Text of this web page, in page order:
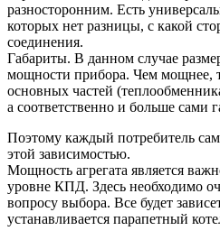
разносторонним. Есть
которых нет разницы, с какой
соединения.
Габариты. В данном случае
мощности прибора. Чем мощнее,
основных частей
а соответственно и больше сами
Поэтому каждый потребитель
этой зависимостью.
Мощность агрегата является
уровне КПД. Здесь необходимо
вопросу выбора. Все будет
устанавливается парапетный